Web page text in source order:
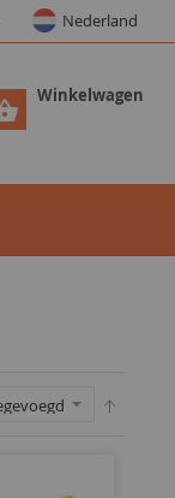
Nederland
Winkelwagen